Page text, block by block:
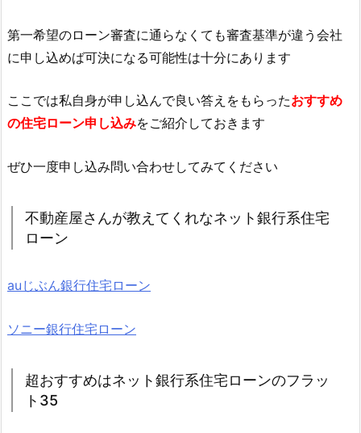
第一希望のローン審査に通らなくても審査基準が違う会社
に申し込めば可決になる可能性は十分にあります
ここでは私自身が申し込んで良い答えをもらったおすすめ
の住宅ローン申し込みをご紹介しておきます
ぜひ一度申し込み問い合わせしてみてください
不動産屋さんが教えてくれなネット銀行系住宅
ローン
auじぶん銀行住宅ローン
ソニー銀行住宅ローン
超おすすめはネット銀行系住宅ローンのフラッ
ト35